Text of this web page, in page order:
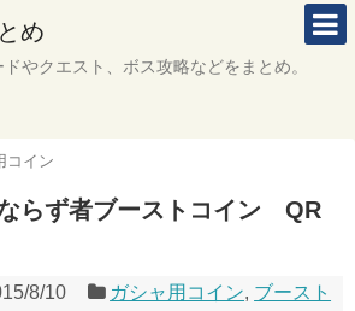
め
やクエスト、ボス攻略などをまとめ。
コイン
らず者ブーストコイン QR
8/10 ガシャ用コイン, ブースト